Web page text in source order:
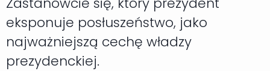
eksponuje posłuszeństwo, jako
najważniejszą cechę władzy
prezydenckiej.